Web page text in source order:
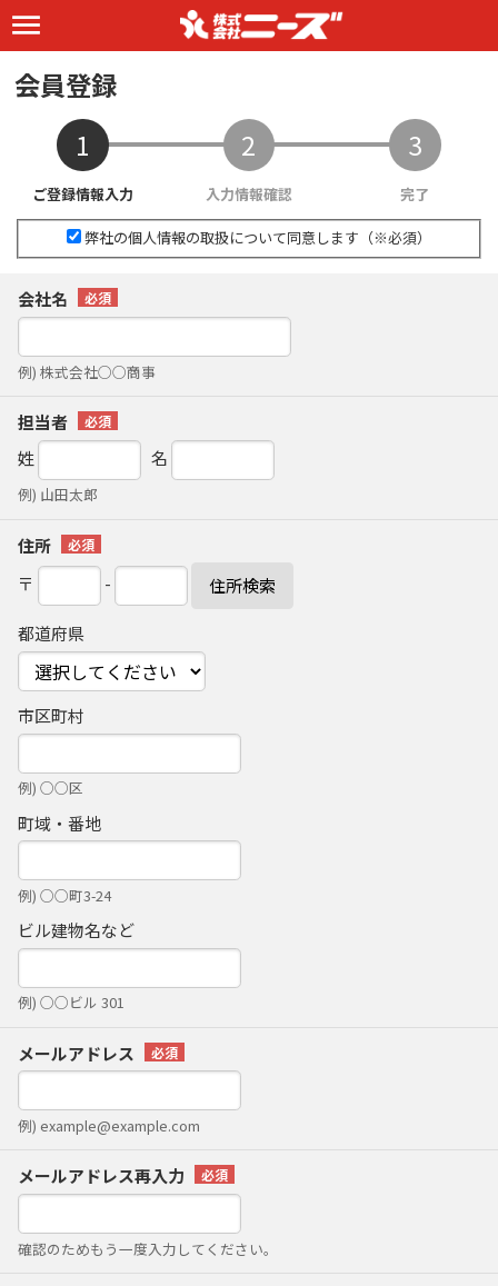
会員登録
弊社の個人情報の取扱について同意します（※必須）
会社名
例) 株式会社○○商事
担当者
姓
名
例) 山田太郎
住所
〒
- 住所検索
都道府県
市区町村
例) ○○区
町域・番地
例) ○○町3-24
ビル建物名など
例) ○○ビル 301
メールアドレス
例) example@example.com
メールアドレス再入力
確認のためもう一度入力してください。